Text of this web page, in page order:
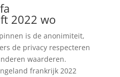
2022 wo
is de anonimiteit,
de privacy respecteren
waarderen.
frankrijk 2022